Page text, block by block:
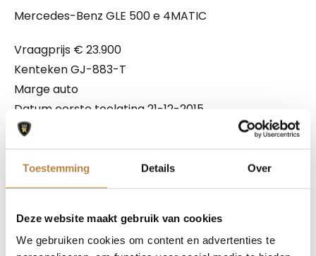
Toestemming Details Over
Deze website maakt gebruik van cookies
We gebruiken cookies om content en advertenties te
Mercedes-Benz GLE 500 e 4MATIC
Vraagprijs € 23.900
Kenteken GJ-883-T
Marge auto
Datum eerste toelating 21-12-2015
Kilometerstand 208.529 km
Kleur Zwart metallic
Vermogen v6 333 pk + Hybride accu totaal 442PK
Trekgewicht geremd 3.500 kg
Deze Mercedes-Benz GLE 500 e 4MATIC is een